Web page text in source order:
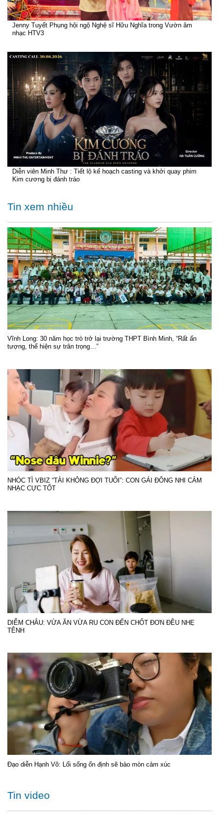
Jenny Tuyết Phụng hội ngộ Nghệ sĩ Hữu Nghĩa trong Vườn âm
nhạc HTV3
Diễn viên Minh Thư : Tiết lộ kế hoạch casting và khởi quay phim
Kim cương bị đánh tráo
Tin xem nhiều
Vĩnh Long: 30 năm học trò trở lại trường THPT Bình Minh, “Rất ấn
tượng, thể hiện sự trân trọng…”
NHÓC TÌ VBIZ “TÀI KHÔNG ĐỢI TUỔI”: CON GÁI ĐÔNG NHI CẢM
NHẠC CỰC TỐT
DIỄM CHÂU: VỪA ĂN VỪA RU CON ĐẾN CHỐT ĐƠN ĐỀU NHẸ
TÊNH
Đạo diễn Hạnh Võ: Lối sống ổn định sẽ bào mòn cảm xúc
Tin video